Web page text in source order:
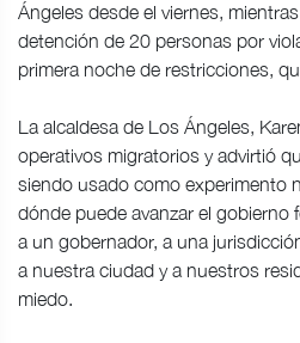
Ángeles desde el viernes,
detención de 20 personas por
primera noche de restricciones,
La alcaldesa de Los Ángeles,
operativos migratorios y advirtió
siendo usado como experimento
dónde puede avanzar el gobierno
a un gobernador, a una
a nuestra ciudad y a nuestros
miedo.